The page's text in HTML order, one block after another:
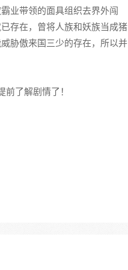
业带领的面具组织去界外闯
存在，曾将人族和妖族当成猪
胁傲来国三少的存在，所以并
前了解剧情了！